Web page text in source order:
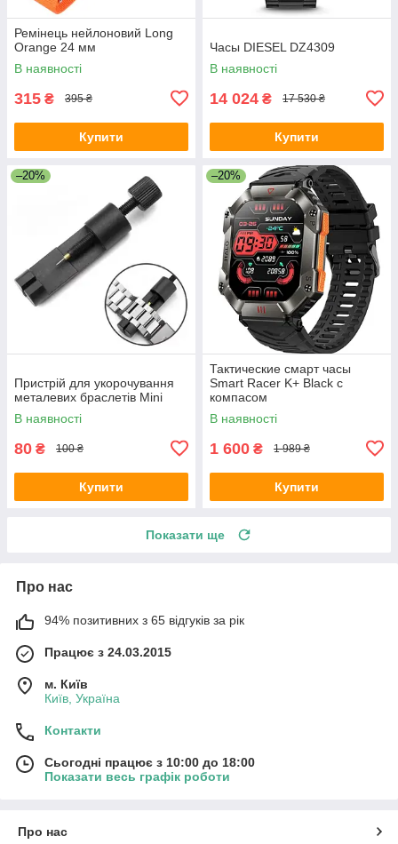
Ремінець нейлоновий Long
Orange 24 мм
В наявності
315 ₴ 395 ₴
Купити
Часы DIESEL DZ4309
В наявності
14 024 ₴ 17 530 ₴
Купити
–20%
Пристрій для укорочування
металевих браслетів Mini
В наявності
80 ₴ 100 ₴
Купити
–20%
Тактические смарт часы
Smart Racer K+ Black с
компасом
В наявності
1 600 ₴ 1 989 ₴
Купити
Показати ще
Про нас
94% позитивних з 65 відгуків за рік
Працює з 24.03.2015
м. Київ
Київ, Україна
Контакти
Сьогодні працює з 10:00 до 18:00
Показати весь графік роботи
Про нас